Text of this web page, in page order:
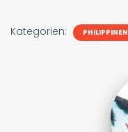
Kategorien: PHILIPPINEN